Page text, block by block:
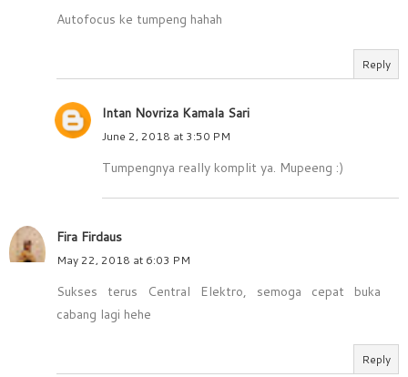
Autofocus ke tumpeng hahah
Reply
Intan Novriza Kamala Sari
June 2, 2018 at 3:50 PM
Tumpengnya really komplit ya. Mupeeng :)
Fira Firdaus
May 22, 2018 at 6:03 PM
Sukses terus Central Elektro, semoga cepat buka
cabang lagi hehe
Reply